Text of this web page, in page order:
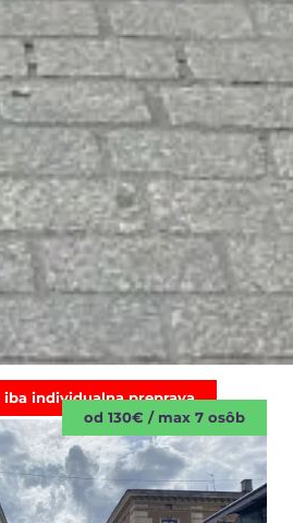
iba individualna preprava
od 130€ / max 7 osôb